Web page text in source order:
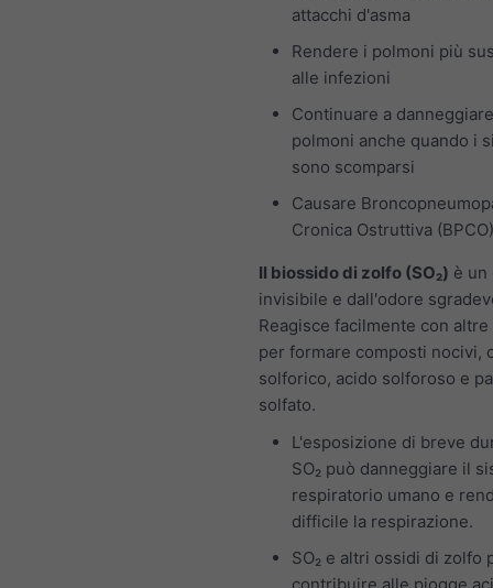
attacchi d'asma
Rendere i polmoni più
alle infezioni
Continuare a
polmoni anche quando i
sono scomparsi
Causare
Cronica Ostruttiva (BPCO)
Il biossido di zolfo (SO₂) è un
invisibile e dall'odore
Reagisce facilmente con
per formare composti nocivi,
solforico, acido solforoso e
solfato.
L'esposizione di breve
SO₂ può danneggiare il
respiratorio umano e
difficile la respirazione.
SO₂ e altri ossidi di zolfo